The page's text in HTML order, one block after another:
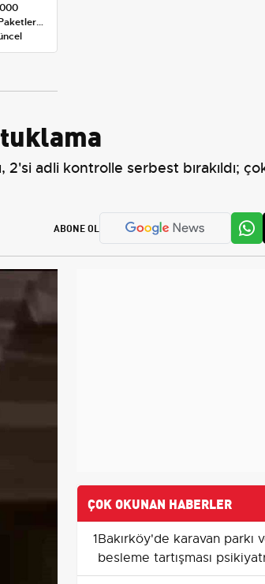
Ek
adli kontrolle serbest bırakıldı;
ABONE OL
ÇOK OKUNAN HABERLER
1Bakırköy'de karavan parkı
besleme tartışması
sonuçlandı